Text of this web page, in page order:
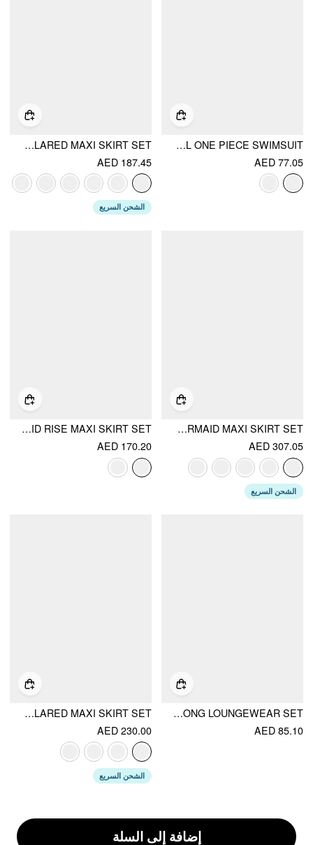
إضافة إلى السلة
FLORAL HIGH STRETCH SQUARE NECK MESH PANEL ONE PIECE SWIMSUIT
AED 77.05
V-NECK TWIST RUCHED TOP & MID RISE RUCHED FLARED MAXI SKIRT SET
AED 187.45
الشحن السريع
LACE SCULPTURAL EMBROIDERY FLORAL CORSET TOP & HIGH RISE MERMAID MAXI SKIRT SET
AED 307.05
الشحن السريع
MESH FLORAL RUCHED TIE FRONT TOP & MID RISE MAXI SKIRT SET
AED 170.20
FLORAL LACE SWEETHEART CAMI TOP & HIGH RISE THONG LOUNGEWEAR SET
AED 85.10
SATIN COWL NECK LACE PANEL TOP & MID RISE FLARED MAXI SKIRT SET
AED 230.00
الشحن السريع